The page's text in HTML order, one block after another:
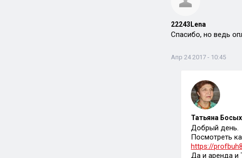
22243Lena
Спасибо, но ведь
Апр 24 2017 - 10:45
Татьяна
Добрый день.
Посмотреть
https://
Да и аренда и